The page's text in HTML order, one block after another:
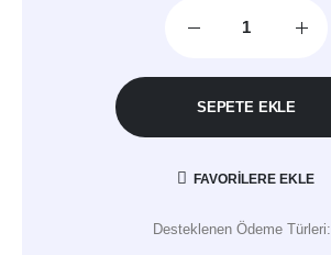
SEPETE EKLE
FAVORILERE EKLE
Desteklenen Ödeme Türleri: